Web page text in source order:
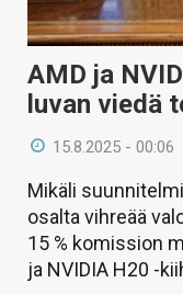
AMD ja
luvan viedä
15.8.2025 - 00:06
Mikäli
osalta vihreää
15 % komission
ja NVIDIA H20 -